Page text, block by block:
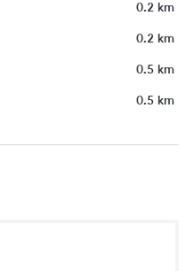
0.2 km
0.2 km
0.5 km
0.5 km